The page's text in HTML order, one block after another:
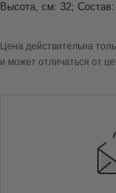
Высота, см: 32;
Цена действительна
и может отличаться от